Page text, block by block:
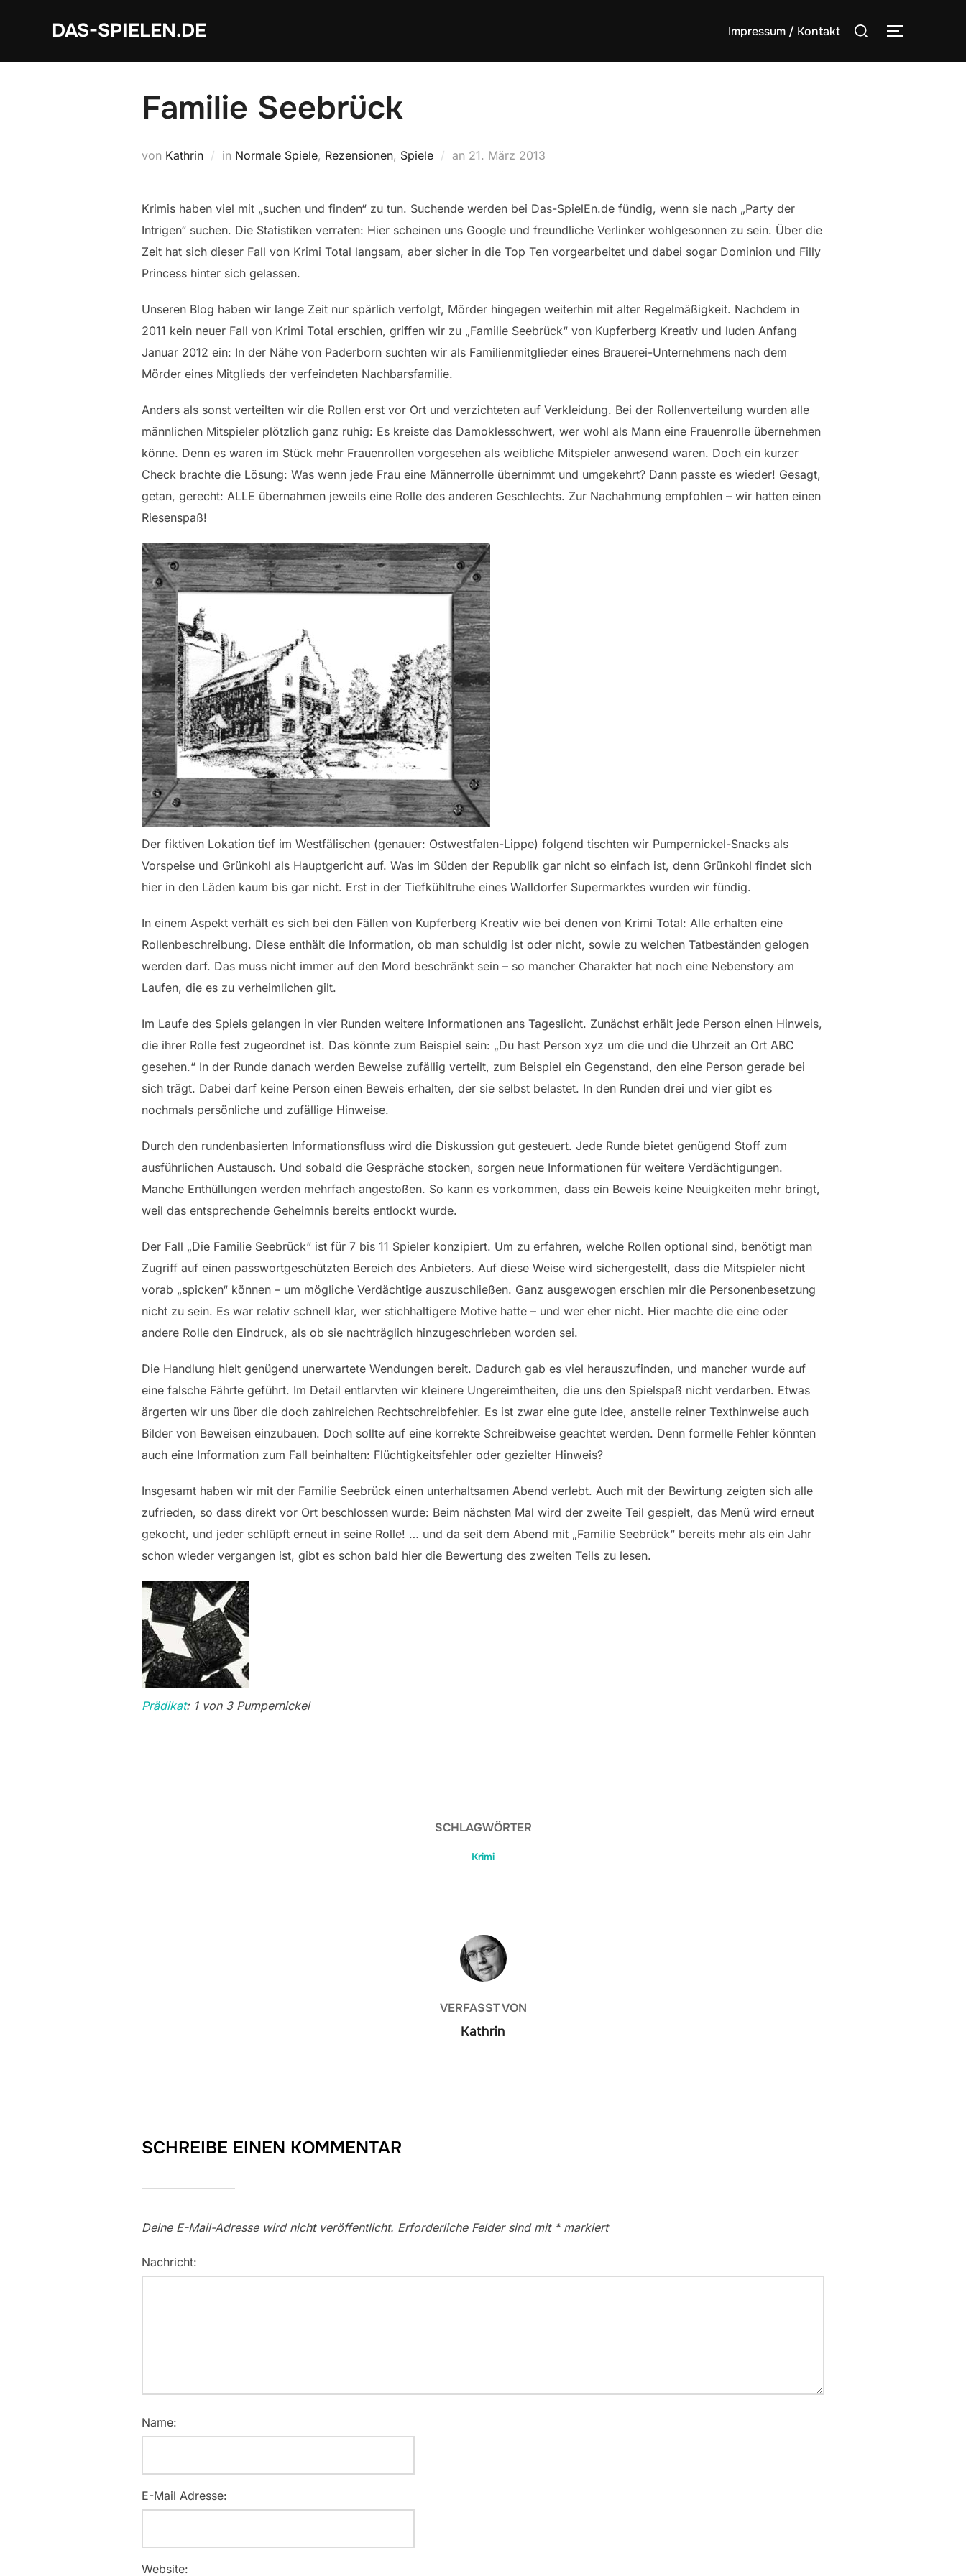
DAS-SPIELEN.DE Impressum / Kontakt
Suchen
Familie Seebrück
von Kathrin in Normale Spiele, Rezensionen, Spiele an Veröffentlicht
21. März 2013
Krimis haben viel mit „suchen und finden“ zu tun. Suchende werden bei Das-SpielEn.de fündig, wenn sie nach „Party der
Intrigen“ suchen. Die Statistiken verraten: Hier scheinen uns Google und freundliche Verlinker wohlgesonnen zu sein. Über die
Zeit hat sich dieser Fall von Krimi Total langsam, aber sicher in die Top Ten vorgearbeitet und dabei sogar Dominion und Filly
Princess hinter sich gelassen.
Unseren Blog haben wir lange Zeit nur spärlich verfolgt, Mörder hingegen weiterhin mit alter Regelmäßigkeit. Nachdem in
2011 kein neuer Fall von Krimi Total erschien, griffen wir zu „Familie Seebrück“ von Kupferberg Kreativ und luden Anfang
Januar 2012 ein: In der Nähe von Paderborn suchten wir als Familienmitglieder eines Brauerei-Unternehmens nach dem
Mörder eines Mitglieds der verfeindeten Nachbarsfamilie.
Anders als sonst verteilten wir die Rollen erst vor Ort und verzichteten auf Verkleidung. Bei der Rollenverteilung wurden alle
männlichen Mitspieler plötzlich ganz ruhig: Es kreiste das Damoklesschwert, wer wohl als Mann eine Frauenrolle übernehmen
könne. Denn es waren im Stück mehr Frauenrollen vorgesehen als weibliche Mitspieler anwesend waren. Doch ein kurzer
Check brachte die Lösung: Was wenn jede Frau eine Männerrolle übernimmt und umgekehrt? Dann passte es wieder! Gesagt,
getan, gerecht: ALLE übernahmen jeweils eine Rolle des anderen Geschlechts. Zur Nachahmung empfohlen – wir hatten einen
Riesenspaß!
Der fiktiven Lokation tief im Westfälischen (genauer: Ostwestfalen-Lippe) folgend tischten wir Pumpernickel-Snacks als
Vorspeise und Grünkohl als Hauptgericht auf. Was im Süden der Republik gar nicht so einfach ist, denn Grünkohl findet sich
hier in den Läden kaum bis gar nicht. Erst in der Tiefkühltruhe eines Walldorfer Supermarktes wurden wir fündig.
In einem Aspekt verhält es sich bei den Fällen von Kupferberg Kreativ wie bei denen von Krimi Total: Alle erhalten eine
Rollenbeschreibung. Diese enthält die Information, ob man schuldig ist oder nicht, sowie zu welchen Tatbeständen gelogen
werden darf. Das muss nicht immer auf den Mord beschränkt sein – so mancher Charakter hat noch eine Nebenstory am
Laufen, die es zu verheimlichen gilt.
Im Laufe des Spiels gelangen in vier Runden weitere Informationen ans Tageslicht. Zunächst erhält jede Person einen Hinweis,
die ihrer Rolle fest zugeordnet ist. Das könnte zum Beispiel sein: „Du hast Person xyz um die und die Uhrzeit an Ort ABC
gesehen.“ In der Runde danach werden Beweise zufällig verteilt, zum Beispiel ein Gegenstand, den eine Person gerade bei
sich trägt. Dabei darf keine Person einen Beweis erhalten, der sie selbst belastet. In den Runden drei und vier gibt es
nochmals persönliche und zufällige Hinweise.
Durch den rundenbasierten Informationsfluss wird die Diskussion gut gesteuert. Jede Runde bietet genügend Stoff zum
ausführlichen Austausch. Und sobald die Gespräche stocken, sorgen neue Informationen für weitere Verdächtigungen.
Manche Enthüllungen werden mehrfach angestoßen. So kann es vorkommen, dass ein Beweis keine Neuigkeiten mehr bringt,
weil das entsprechende Geheimnis bereits entlockt wurde.
Der Fall „Die Familie Seebrück“ ist für 7 bis 11 Spieler konzipiert. Um zu erfahren, welche Rollen optional sind, benötigt man
Zugriff auf einen passwortgeschützten Bereich des Anbieters. Auf diese Weise wird sichergestellt, dass die Mitspieler nicht
vorab „spicken“ können – um mögliche Verdächtige auszuschließen. Ganz ausgewogen erschien mir die Personenbesetzung
nicht zu sein. Es war relativ schnell klar, wer stichhaltigere Motive hatte – und wer eher nicht. Hier machte die eine oder
andere Rolle den Eindruck, als ob sie nachträglich hinzugeschrieben worden sei.
Die Handlung hielt genügend unerwartete Wendungen bereit. Dadurch gab es viel herauszufinden, und mancher wurde auf
eine falsche Fährte geführt. Im Detail entlarvten wir kleinere Ungereimtheiten, die uns den Spielspaß nicht verdarben. Etwas
ärgerten wir uns über die doch zahlreichen Rechtschreibfehler. Es ist zwar eine gute Idee, anstelle reiner Texthinweise auch
Bilder von Beweisen einzubauen. Doch sollte auf eine korrekte Schreibweise geachtet werden. Denn formelle Fehler könnten
auch eine Information zum Fall beinhalten: Flüchtigkeitsfehler oder gezielter Hinweis?
Insgesamt haben wir mit der Familie Seebrück einen unterhaltsamen Abend verlebt. Auch mit der Bewirtung zeigten sich alle
zufrieden, so dass direkt vor Ort beschlossen wurde: Beim nächsten Mal wird der zweite Teil gespielt, das Menü wird erneut
gekocht, und jeder schlüpft erneut in seine Rolle! … und da seit dem Abend mit „Familie Seebrück“ bereits mehr als ein Jahr
schon wieder vergangen ist, gibt es schon bald hier die Bewertung des zweiten Teils zu lesen.
Prädikat: 1 von 3 Pumpernickel
SCHLAGWÖRTER
Krimi
BEITRAGSAUTOR
VERFASST VON
Kathrin
SCHREIBE EINEN KOMMENTAR
Deine E-Mail-Adresse wird nicht veröffentlicht. Erforderliche Felder sind mit *markiert
Nachricht:
Name:
E-Mail Adresse:
Website: